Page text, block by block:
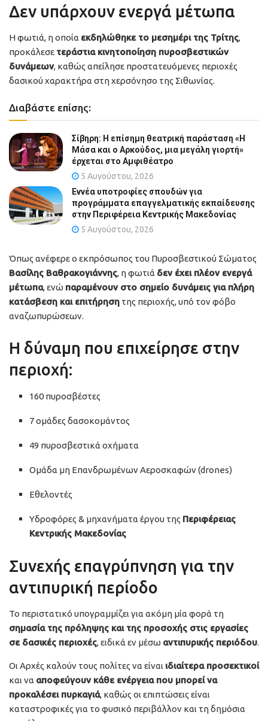
Δεν υπάρχουν ενεργά μέτωπα
Η φωτιά, η οποία εκδηλώθηκε το μεσημέρι της Τρίτης,
προκάλεσε τεράστια κινητοποίηση πυροσβεστικών
δυνάμεων, καθώς απείλησε προστατευόμενες περιοχές
δασικού χαρακτήρα στη χερσόνησο της Σιθωνίας.
Διαβάστε επίσης:
Σίβηρη: Η επίσημη θεατρική παράσταση «Η
Μάσα και ο Αρκούδος, μια μεγάλη γιορτή»
έρχεται στο Αμφιθέατρο
5 Αυγούστου, 2026
Εννέα υποτροφίες σπουδών για
προγράμματα επαγγελματικής εκπαίδευσης
στην Περιφέρεια Κεντρικής Μακεδονίας
5 Αυγούστου, 2026
Όπως ανέφερε ο εκπρόσωπος του Πυροσβεστικού Σώματος
Βασίλης Βαθρακογιάννης, η φωτιά δεν έχει πλέον ενεργά
μέτωπα, ενώ παραμένουν στο σημείο δυνάμεις για πλήρη
κατάσβεση και επιτήρηση της περιοχής, υπό τον φόβο
αναζωπυρώσεων.
Η δύναμη που επιχείρησε στην
περιοχή:
160 πυροσβέστες
7 ομάδες δασοκομάντος
49 πυροσβεστικά οχήματα
Ομάδα μη Επανδρωμένων Αεροσκαφών (drones)
Εθελοντές
Υδροφόρες & μηχανήματα έργου της Περιφέρειας
Κεντρικής Μακεδονίας
Συνεχής επαγρύπνηση για την
αντιπυρική περίοδο
Το περιστατικό υπογραμμίζει για ακόμη μία φορά τη
σημασία της πρόληψης και της προσοχής στις εργασίες
σε δασικές περιοχές, ειδικά εν μέσω αντιπυρικής περιόδου.
Οι Αρχές καλούν τους πολίτες να είναι ιδιαίτερα προσεκτικοί
και να αποφεύγουν κάθε ενέργεια που μπορεί να
προκαλέσει πυρκαγιά, καθώς οι επιπτώσεις είναι
καταστροφικές για το φυσικό περιβάλλον και τη δημόσια